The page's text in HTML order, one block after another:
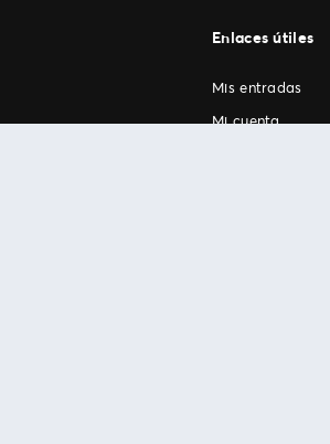
Enlaces útiles
Mis entradas
Mi cuenta